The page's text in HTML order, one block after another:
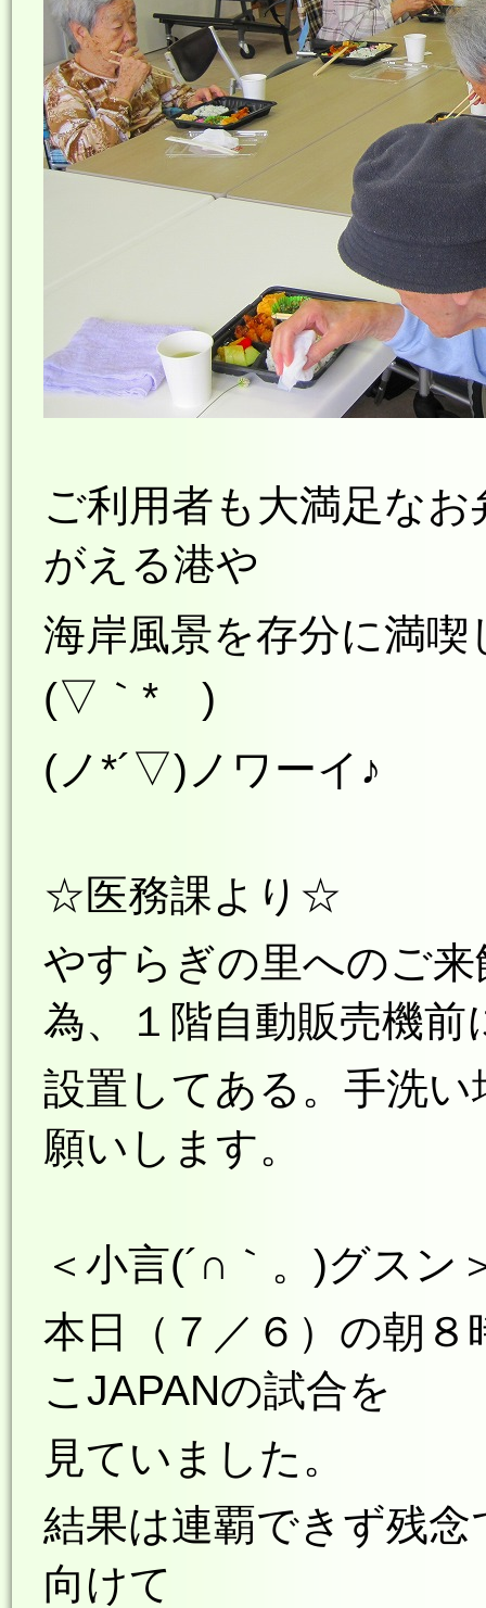
ご利用者も大満足な
がえる港や
海岸風景を存分に満喫
(▽｀*ゝ)
(ノ*´▽)ノワーイ♪
☆医務課より☆
やすらぎの里へのご
為、１階自動販売機前
設置してある。手洗
願いします。
＜小言(´∩｀。)グスン
本日（７／６）の朝
こJAPANの試合を
見ていました。
結果は連覇できず残
向けて